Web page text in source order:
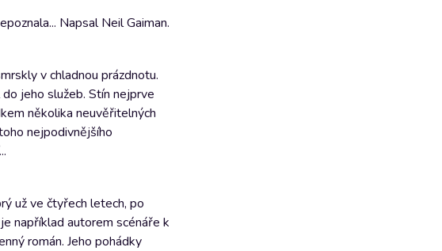
Napsal Neil Gaiman.
v chladnou prázdnotu.
jeho služeb. Stín nejprve
několika neuvěřitelných
nejpodivnějšího
už ve čtyřech letech, po
například autorem scénáře k
román. Jeho pohádky